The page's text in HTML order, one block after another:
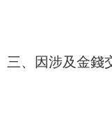
三、因涉及金錢